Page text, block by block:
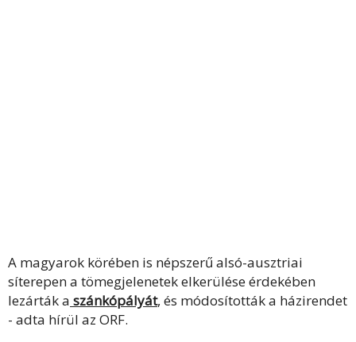
A magyarok körében is népszerű alsó-ausztriai
síterepen a tömegjelenetek elkerülése érdekében
lezárták a szánkópályát, és módosították a házirendet
- adta hírül az ORF.